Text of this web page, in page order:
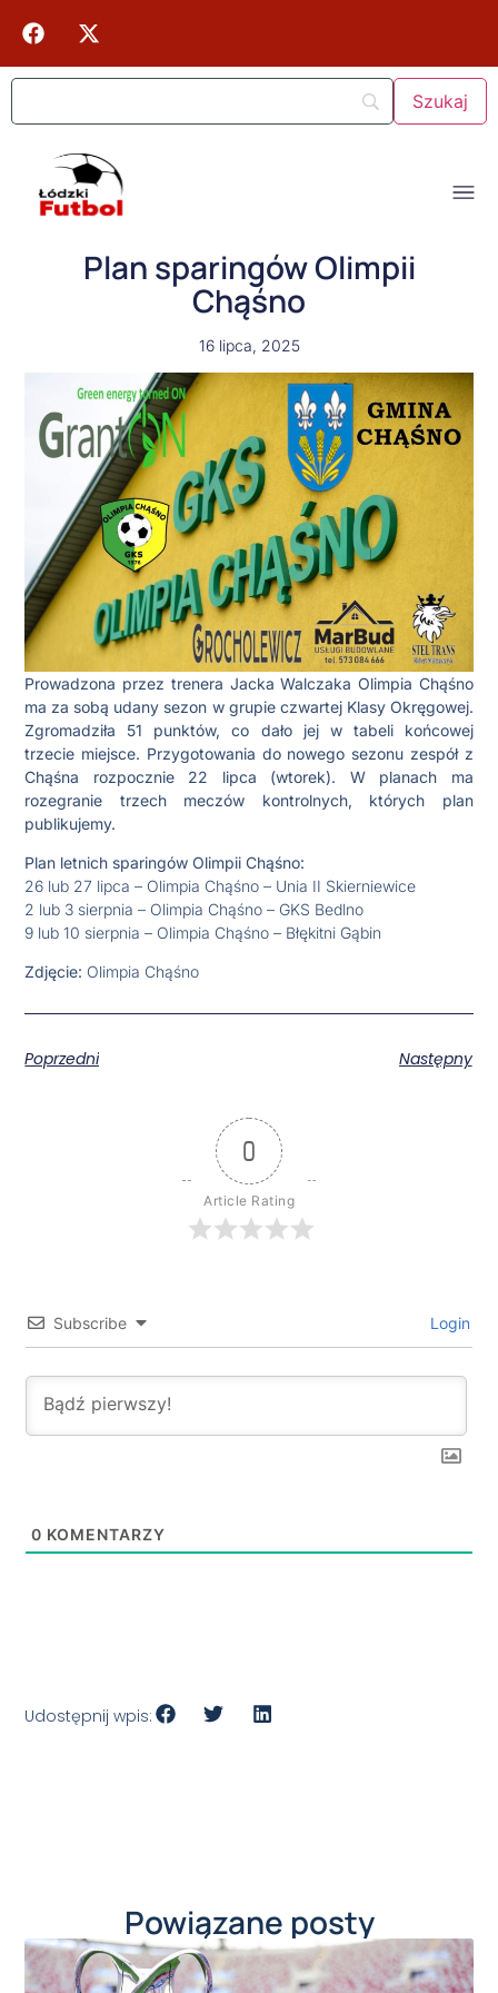
Plan sparingów Olimpii
Chąśno
16 lipca, 2025
Prowadzona przez trenera Jacka Walczaka Olimpia Chąśno
ma za sobą udany sezon w grupie czwartej Klasy Okręgowej.
Zgromadziła 51 punktów, co dało jej w tabeli końcowej
trzecie miejsce. Przygotowania do nowego sezonu zespół z
Chąśna rozpocznie 22 lipca (wtorek). W planach ma
rozegranie trzech meczów kontrolnych, których plan
publikujemy.
Plan letnich sparingów Olimpii Chąśno:
26 lub 27 lipca – Olimpia Chąśno – Unia II Skierniewice
2 lub 3 sierpnia – Olimpia Chąśno – GKS Bedlno
9 lub 10 sierpnia – Olimpia Chąśno – Błękitni Gąbin
Zdjęcie: Olimpia Chąśno
Poprzedni Następny
0
Article Rating
Subscribe Login
0 KOMENTARZY
Udostępnij wpis:
Powiązane posty